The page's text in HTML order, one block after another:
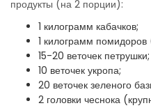
продукты (на 2 порции):
1 килограмм кабачков;
1 килограмм помидоров
15-20 веточек петрушки;
10 веточек укропа;
20 веточек зеленого
2 головки чеснока